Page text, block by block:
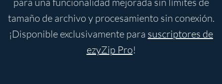
tamaño de archivo y procesamiento sin conexión.
¡Disponible exclusivamente para suscriptores de
ezyZip Pro!